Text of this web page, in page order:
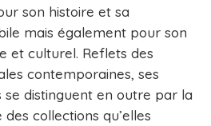
son histoire et sa
mais également pour son
et culturel. Reflets des
contemporaines, ses
se distinguent en outre par la
collections qu’elles